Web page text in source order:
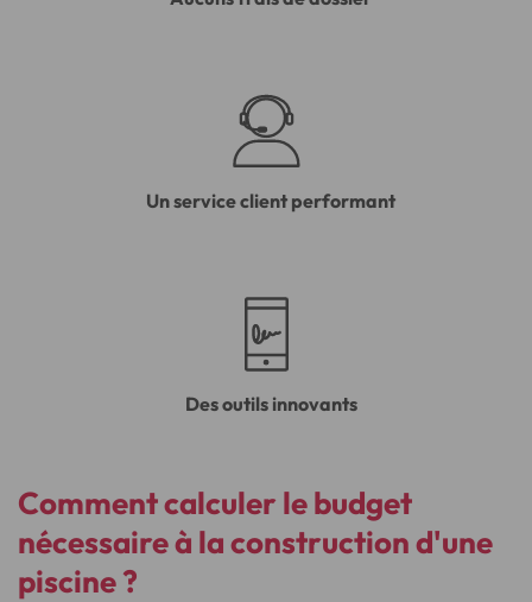
Un service client performant
Des outils innovants
Comment calculer le budget
nécessaire à la construction d'une
piscine ?